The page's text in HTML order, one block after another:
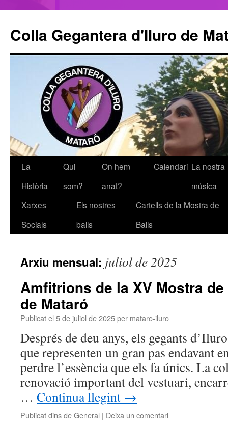
Colla Gegantera d'Iluro de
Vés
contingut
La
Història
Qui
som?
On hem
anat?
Calendari La nostra
música
Xarxes
Socials
Els nostres
balls
Cartells de la Mostra de
Balls
Arxiu mensual: juliol de 2025
Amfitrions de la XV Mostra
de Mataró
Publicat el 5 de juliol de 2025per mataro-iluro
Després de deu anys, els gegants
que representen un gran pas endavant
perdre l’essència que els fa únics. La
renovació important del vestuari,
… Continua llegint →
Publicat dins deGeneral | Deixa un comentari